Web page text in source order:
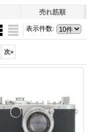
売れ筋順
表示件数:
次»